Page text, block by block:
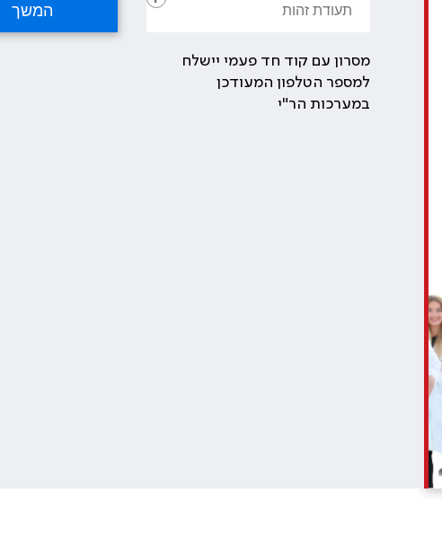
מסרון עם קוד חד פעמי יישלח
למספר הטלפון המעודכן
במערכות הר"י